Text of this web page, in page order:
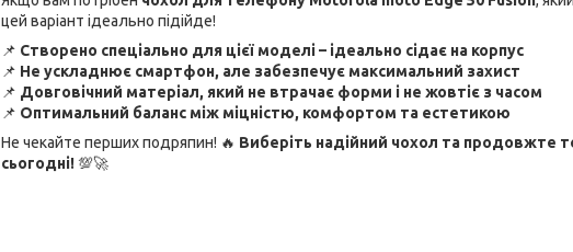
цей варіант ідеально підійде!
📌 Створено спеціально для цієї моделі – ідеально сідає на корпус
📌 Не ускладнює смартфон, але забезпечує максимальний захист
📌 Довговічний матеріал, який не втрачає форми і не жовтіє з часом
📌 Оптимальний баланс між міцністю, комфортом та естетикою
Не чекайте перших подряпин! 🔥 Виберіть надійний чохол та продовжте
сьогодні! 💯🚀